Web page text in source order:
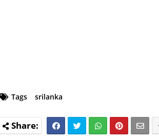
Tags srilanka